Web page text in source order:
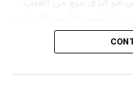
إنقاذ حياة الآخرين”،
الحفظ والتوفيق.